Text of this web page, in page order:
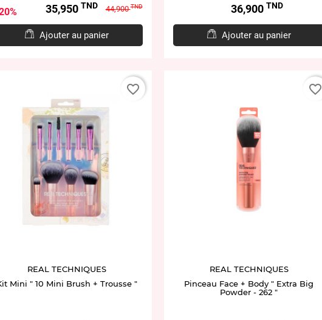
Prix35,950 TNDPrix
base
44,900TND
Ajouter au panier
Prix36,900 TND
Ajouter au panier
REAL TECHNIQUES
Mini " 10 Mini Brush + Trousse "
favorite_border
REAL TECHNIQUES
Pinceau Face + Body " Extra Big
Powder - 262 "
favorite_border